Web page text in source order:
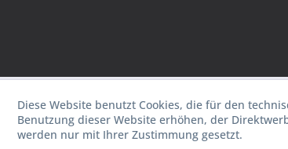
Diese Website benutzt Cookies, die für den
Benutzung dieser Website erhöhen, der
werden nur mit Ihrer Zustimmung gesetzt.